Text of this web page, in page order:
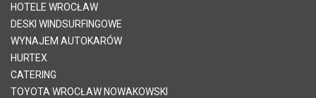
HOTELE WROCŁAW
DESKI WINDSURFINGOWE
WYNAJEM AUTOKARÓW
HURTEX
CATERING
TOYOTA WROCŁAW NOWAKOWSKI